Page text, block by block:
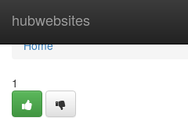
hubwebsites
Home
Home
1